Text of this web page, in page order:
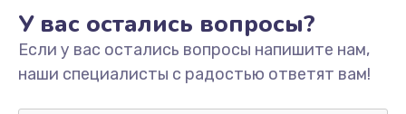
У вас остались вопросы?
Если у вас остались вопросы напишите нам,
наши специалисты с радостью ответят вам!